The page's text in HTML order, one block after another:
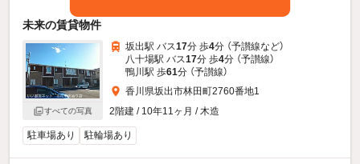
未来の賃貸物件
すべての写真
坂出駅 バス17分 歩4分 （予讃線など）
八十場駅 バス17分 歩4分 （予讃線）
鴨川駅 歩61分 （予讃線）
香川県坂出市林田町2760番地1
2階建 / 10年11ヶ月 / 木造
駐車場あり 駐輪場あり